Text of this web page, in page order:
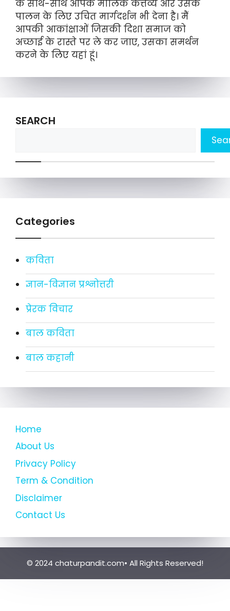
के साथ-साथ आपके मौलिक कर्त्तव्य और उसके
पालन के लिए उचित मार्गदर्शन भी देना है। मैं
आपकी आकांक्षाओं जिसकी दिशा समाज को
अच्छाई के रास्ते पर ले कर जाए, उसका समर्थन
करने के लिए यहां हूं।
SEARCH
Categories
कविता
ज्ञान-विज्ञान प्रश्नोत्तरी
प्रेरक विचार
बाल कविता
बाल कहानी
Home
About Us
Privacy Policy
Term & Condition
Disclaimer
Contact Us
© 2024 chaturpandit.com• All Rights Reserved!